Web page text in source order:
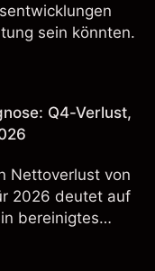
sein könnten.
Q4-Verlust,
Nettoverlust von
2026 deutet auf
bereinigtes